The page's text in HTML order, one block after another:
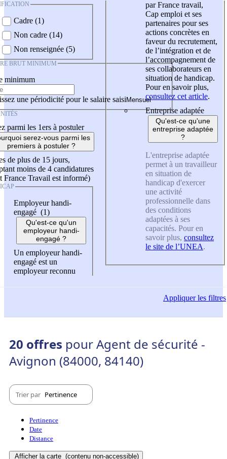
Cadre (1)
Non cadre (14)
Non renseignée (5)
BRUT MINIMUM
minimum
une périodicité pour le salaire saisi
parmi les 1ers à postuler
serez-vous parmi les
premiers à postuler ?
de plus de 15 jours,
moins de 4 candidatures
France Travail est informé)
Employeur handi-
engagé (1)
Qu'est-ce qu'un
employeur handi-
engagé ?
Un employeur handi-
engagé est un
employeur reconnu
par France travail,
Cap emploi et ses
partenaires pour ses
actions concrètes en
faveur du recrutement,
de l’intégration et de
l’accompagnement de
ses collaborateurs en
situation de handicap.
Pour en savoir plus,
consultez cet article.
Entreprise adaptée
Qu'est-ce qu'une
entreprise adaptée
?
L'entreprise adaptée
permet à un travailleur
en situation de
handicap d'exercer
une activité
professionnelle dans
des conditions
adaptées à ses
capacités. Pour en
savoir plus, consultez
le site de l’UNEA.
Appliquerles filtres
20 offres pour Agent de sécurité -
Avignon (84000, 84140)
Trier par Pertinence
Pertinence
Date
Distance
Afficher la carte (contenu non-accessible)